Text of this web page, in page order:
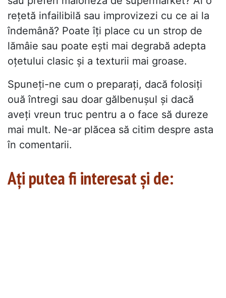
rețetă infailibilă sau improvizezi cu ce ai la
îndemână? Poate îți place cu un strop de
lămâie sau poate ești mai degrabă adepta
oțetului clasic și a texturii mai groase.
Spuneți-ne cum o preparați, dacă folosiți
ouă întregi sau doar gălbenușul și dacă
aveți vreun truc pentru a o face să dureze
mai mult. Ne-ar plăcea să citim despre asta
în comentarii.
Ați putea fi interesat și de: